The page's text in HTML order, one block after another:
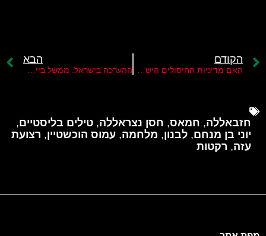
הקודם הבא
חזבאללה, חמאס, חסן נצראללה, טילים בליסטיים,
יוני בן מנחם, לבנון, מלחמה, עמוס הוכשטיין, רצועת
עזה, רקטות